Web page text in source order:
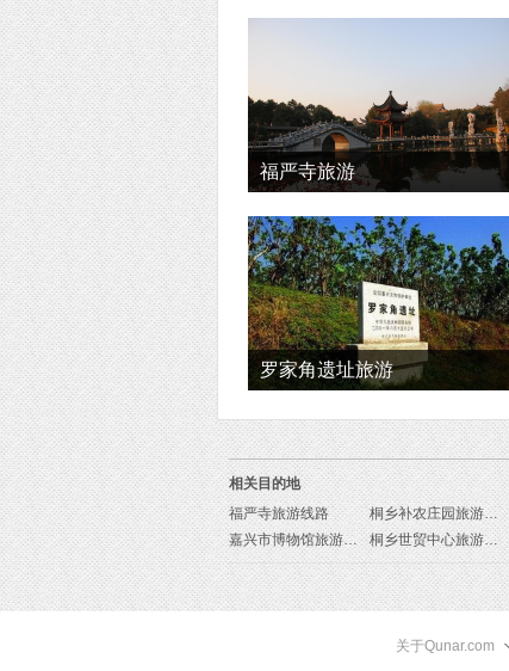
福严寺旅游
罗家角遗址旅游
相关目的地
福严寺旅游线路
桐乡补农庄园旅游线路
嘉兴市博物馆旅游线路
桐乡世贸中心旅游线路
关于Qunar.com